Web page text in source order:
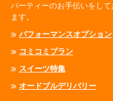
パーティーのお手伝いをして
ます。
パフォーマンスオプション
コミコミプラン
スイーツ特集
オードブルデリバリー